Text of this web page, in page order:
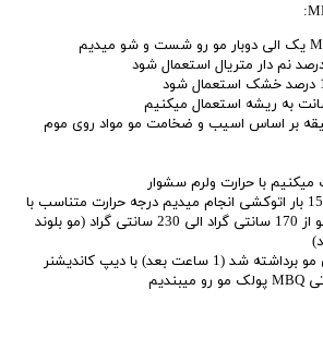
به ریشه استعمال میکنیم
45 الی 60 دقیقه بر اساس اسیب و ضخامت مو مواد روی موم
هر لایه از مو رو 7 الی 15 بار اتوکشی انجام میدیم درجه حرارت متناسب با
ضخامت تار و اسیب مو از 170 سانتی گراد الی 230 سانتی گراد (مو بلوند
وقتی حرارت اتو از روی مو برداشته شد (1 ساعت بعد) با دیپ کاندیشنر